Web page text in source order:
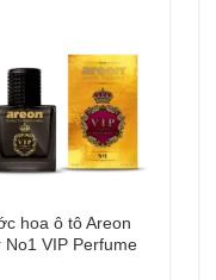
hoa ô tô Areon
No1 VIP Perfume